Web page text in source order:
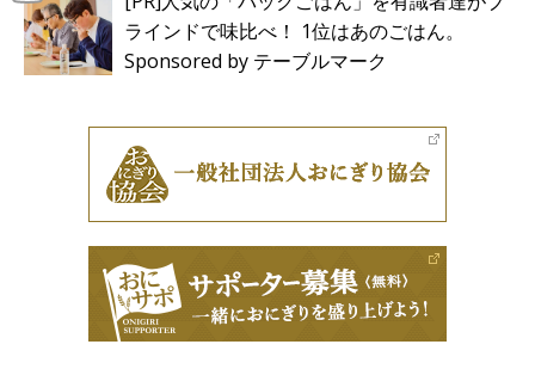
ラインドで味比べ！ 1位はあのごはん。
Sponsored by テーブルマーク